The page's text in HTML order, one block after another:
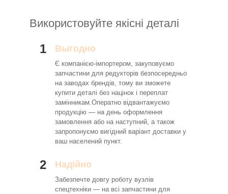
Використовуйте якісні деталі
1 Выгодно
Є компанією-імпортером, закуповуємо
запчастини для редукторів безпосередньо
на заводах брендів, тому ви зможете
купити деталі без націнок і переплат
замінникам.Оператно відвантажуємо
продукцію — на день оформлення
замовлення або на наступний, а також
запропонуємо вигідний варіант доставки у
ваш населений пункт.
2 Надійно
Забезпечте довгу роботу вузлів
спецтехніки — на всі запчастини для